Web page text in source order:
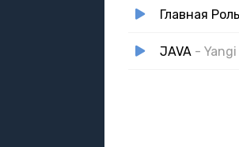
Главная Роль
JAVA -